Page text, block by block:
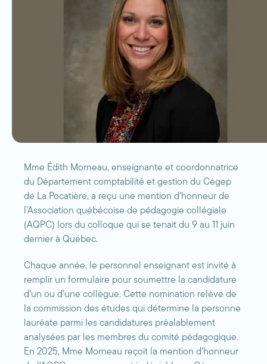
Mme Édith Morneau, enseignante et coordonnatrice
du Département comptabilité et gestion du Cégep
de La Pocatière, a reçu une mention d’honneur de
l’Association québécoise de pédagogie collégiale
(AQPC) lors du colloque qui se tenait du 9 au 11 juin
dernier à Québec.
Chaque année, le personnel enseignant est invité à
remplir un formulaire pour soumettre la candidature
d’un ou d’une collègue. Cette nomination relève de
la commission des études qui détermine la personne
lauréate parmi les candidatures préalablement
analysées par les membres du comité pédagogique.
En 2025, Mme Morneau reçoit la mention d’honneur